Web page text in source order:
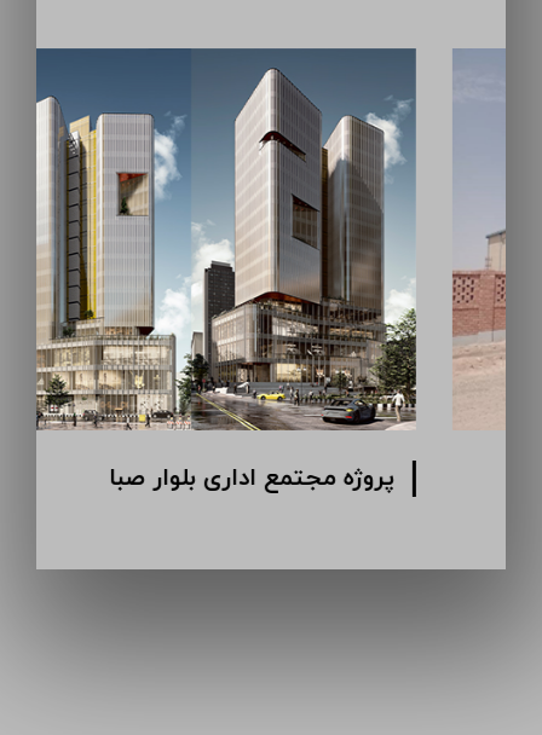
پروژه انبار دارویی کرمان